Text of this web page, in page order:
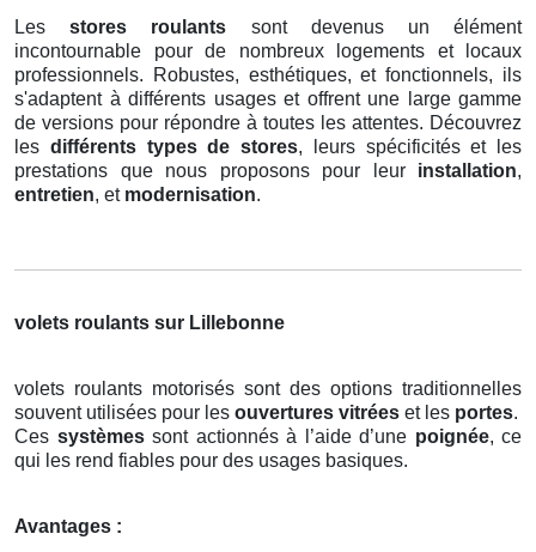
Lesstores roulants sont devenus un élément
incontournable pour de nombreux logements et locaux
professionnels. Robustes, esthétiques, et fonctionnels, ils
s'adaptent à différents usages et offrent une large gamme
de versions pour répondre à toutes les attentes. Découvrez
les différents types de stores, leurs spécificités et les
prestations que nous proposons pour leur installation,
entretien, et modernisation.
volets roulants sur Lillebonne
volets roulants motorisés sont des options traditionnelles
souvent utilisées pour les ouvertures vitrées et les portes.
Ces systèmessont actionnés à l’aide d’une poignée, ce
qui les rend fiables pour des usages basiques.
Avantages :